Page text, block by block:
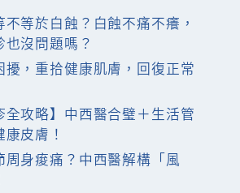
等於白蝕？白蝕不痛不癢，
沒問題嗎？
擾，重拾健康肌膚，回復正常
全攻略】中西醫合璧＋生活管
皮膚！
周身痠痛？中西醫解構「風